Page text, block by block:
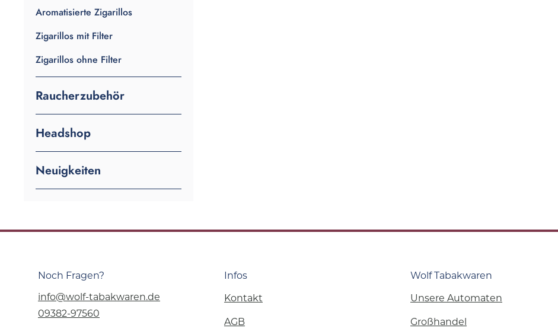
Aromatisierte Zigarillos
Zigarillos mit Filter
Zigarillos ohne Filter
Raucherzubehör
Headshop
Neuigkeiten
Noch Fragen?
info@wolf-tabakwaren.de
09382-97560
Infos
Kontakt
AGB
Wolf Tabakwaren
Unsere Automaten
Großhandel